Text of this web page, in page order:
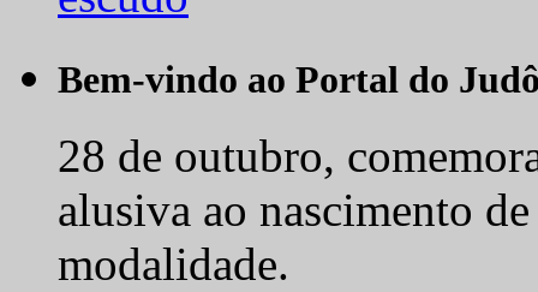
Bem-vindo ao Portal do
28 de outubro,
alusiva ao nascimento
modalidade.